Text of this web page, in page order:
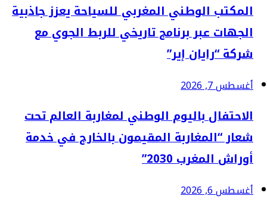
المكتب الوطني المغربي للسياحة يعزز جاذبية
الجهات عبر برنامج تاريخي للربط الجوي مع
شركة “رايان إير”
أغسطس 7, 2026
الاحتفال باليوم الوطني لمغاربة العالم تحت
شعار “المغاربة المقيمون بالخارج في خدمة
أوراش المغرب 2030”
أغسطس 6, 2026